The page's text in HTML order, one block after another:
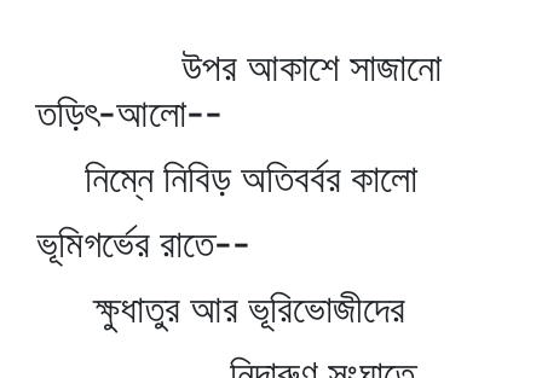
উপর আকাশে সাজানো
তড়িৎ-আলো--
নিম্নে নিবিড় অতিবর্বর কালো
ভূমিগর্ভের রাতে--
ক্ষুধাতুর আর ভূরিভোজীদের